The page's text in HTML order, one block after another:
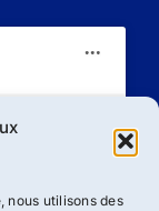
nous utilisons des